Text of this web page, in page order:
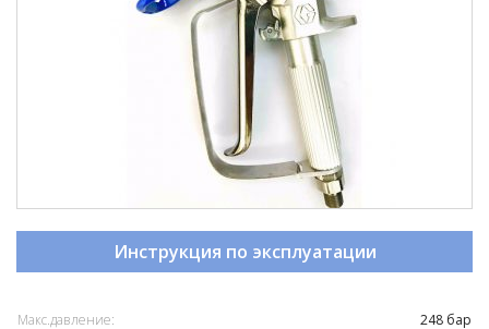
Инструкция по эксплуатации
Макс.давление: 248 бар